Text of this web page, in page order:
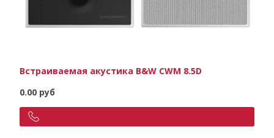
Встраиваемая акустика B&W CWM 8.5D
0.00 руб